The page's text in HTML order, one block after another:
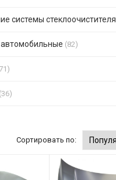
системы стеклоочистителя
(82)
(36)
Сортировать по: